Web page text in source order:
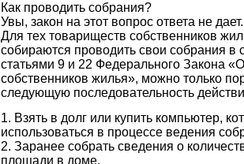
Как проводить собрания?
Увы, закон на этот вопрос ответа не дает.
Для тех товариществ собственников
собираются проводить свои собрания в
статьями 9 и 22 Федерального Закона
собственников жилья», можно только
следующую последовательность
1. Взять в долг или купить компьютер,
использоваться в процессе ведения
2. Заранее собрать сведения о
площади в доме.